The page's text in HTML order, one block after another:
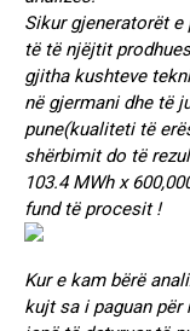
Sikur gjeneratorët e
të të njëjtit
gjitha kushteve
në gjermani dhe të
pune(kualiteti të
shërbimit do të
103.4 MWh x
fund të procesit !
Kur e kam bërë
kujt sa i paguan